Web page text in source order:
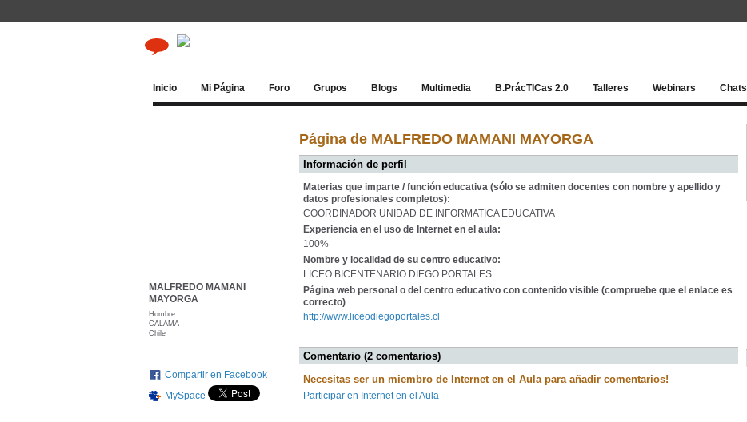
Inicio Mi Página Foro Grupos Blogs Multimedia B.PrácTICas 2.0 Talleres Webinars Chats
MALFREDO MAMANI
MAYORGA
Hombre
CALAMA
Chile
Compartir en Facebook
MySpace
Página de MALFREDO MAMANI MAYORGA
Información de perfil
Materias que imparte / función educativa (sólo se admiten docentes con nombre y apellido y
datos profesionales completos):
COORDINADOR UNIDAD DE INFORMATICA EDUCATIVA
Experiencia en el uso de Internet en el aula:
100%
Nombre y localidad de su centro educativo:
LICEO BICENTENARIO DIEGO PORTALES
Página web personal o del centro educativo con contenido visible (compruebe que el enlace es
correcto)
http://www.liceodiegoportales.cl
Comentario (2 comentarios)
Necesitas ser un miembro de Internet en el Aula para añadir comentarios!
Participar en Internet en el Aula